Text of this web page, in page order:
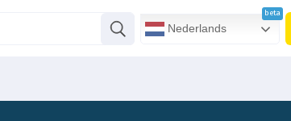
Nederlands